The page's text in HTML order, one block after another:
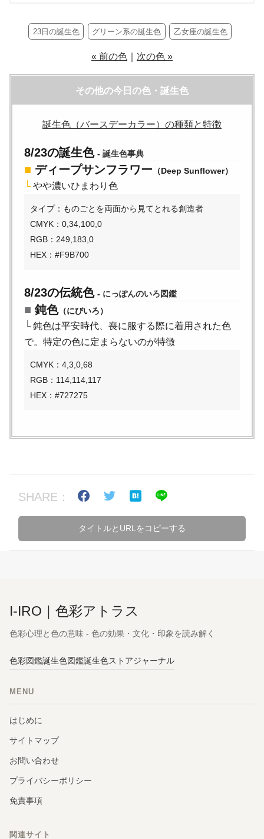
23日の誕生色 グリーン系の誕生色 乙女座の誕生色
« 前の色 次の色 »
その他の今日の色・誕生色
誕生色（バースデーカラー）の種類と特徴
8/23の誕生色 - 誕生色事典
■ ディープサンフラワー （Deep Sunflower）
└やや濃いひまわり色
タイプ：ものごとを両面から見てとれる創造者
CMYK：0,34,100,0
RGB：249,183,0
HEX：#F9B700
8/23の伝統色 - にっぽんのいろ図鑑
■ 鈍色（にびいろ）
└鈍色は平安時代、喪に服する際に着用された色
で。特定の色に定まらないのが特徴
CMYK：4,3,0,68
RGB：114,114,117
HEX：#727275
SHARE：
タイトルとURLをコピーする
I-IRO｜色彩アトラス
色彩心理と色の意味 - 色の効果・文化・印象を読み解く
色彩図鑑誕生色図鑑誕生色ストアジャーナル
MENU
はじめに
サイトマップ
お問い合わせ
プライバシーポリシー
免責事項
関連サイト